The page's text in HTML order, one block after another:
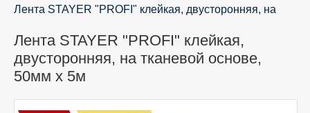
Лента STAYER "PROFI" клейкая, двусторонняя, на
Лента STAYER "PROFI" клейкая,
двусторонняя, на тканевой основе,
50мм х 5м